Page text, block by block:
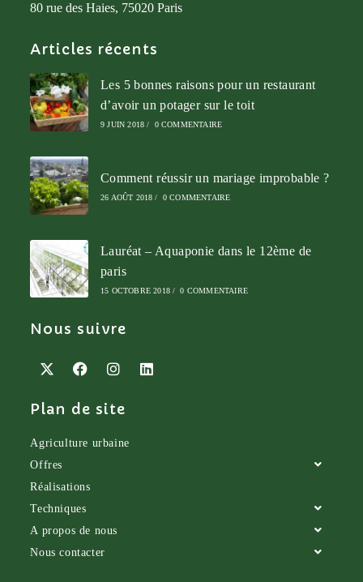
80 rue des Haies, 75020 Paris
Articles récents
Les 5 bonnes raisons pour un restaurant
d’avoir un potager sur le toit
9 JUIN 2018 / 0 COMMENTAIRE
Comment réussir un mariage improbable ?
26 AOÛT 2018 / 0 COMMENTAIRE
Lauréat – Aquaponie dans le 12ème de
paris
15 OCTOBRE 2018 / 0 COMMENTAIRE
Nous suivre
Plan de site
Agriculture urbaine
Offres
Réalisations
Techniques
A propos de nous
Nous contacter